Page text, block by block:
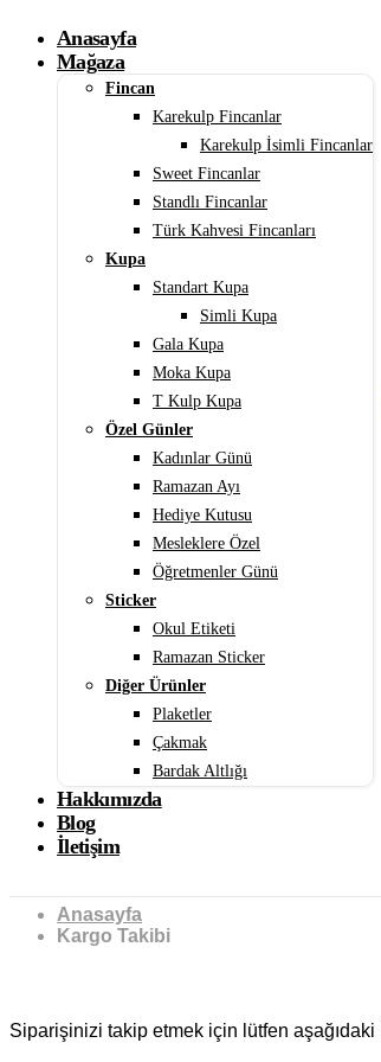
Anasayfa
Mağaza
Fincan
Karekulp Fincanlar
Karekulp İsimli Fincanlar
Sweet Fincanlar
Standlı Fincanlar
Türk Kahvesi Fincanları
Kupa
Standart Kupa
Simli Kupa
Gala Kupa
Moka Kupa
T Kulp Kupa
Özel Günler
Kadınlar Günü
Ramazan Ayı
Hediye Kutusu
Mesleklere Özel
Öğretmenler Günü
Sticker
Okul Etiketi
Ramazan Sticker
Diğer Ürünler
Plaketler
Çakmak
Bardak Altlığı
Hakkımızda
Blog
İletişim
Anasayfa
Kargo Takibi
Siparişinizi takip etmek için lütfen aşağıdaki